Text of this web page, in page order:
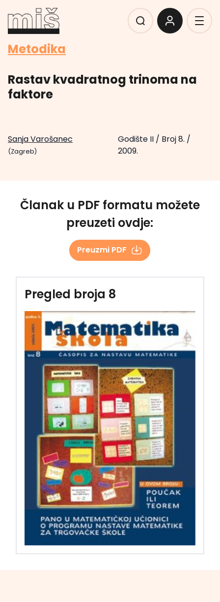
Metodika
Rastav kvadratnog trinoma na
faktore
Sanja Varošanec
(Zagreb)
Godište II/ Broj 8. /
2009.
Članak u PDF formatu možete
preuzeti ovdje:
Preuzmi PDF
Pregled broja 8